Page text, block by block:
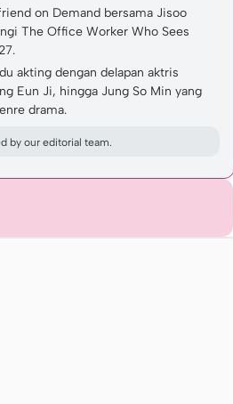
on Demand bersama Jisoo
The Office Worker Who Sees
akting dengan delapan aktris
Eun Ji, hingga Jung So Min yang
drama.
by our editorial team.